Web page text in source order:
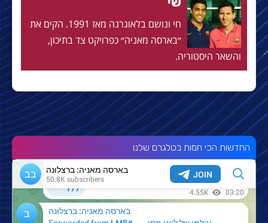
חי ונושם בלאוגרנה מאז 1991. הקים את
״בארסה מאניה״ כפרויקט צד בתיכון,
והשאר היסטוריה.
החדשות הכי חמות בטלגרם שלנו